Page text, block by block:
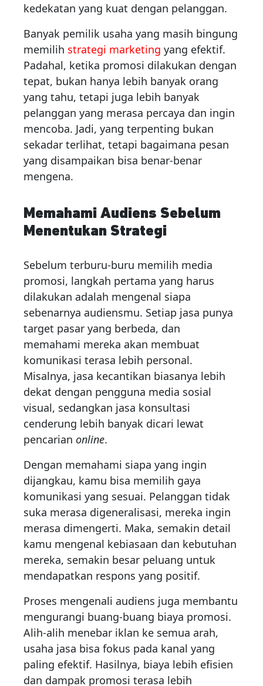
kedekatan yang kuat dengan pelanggan.
Banyak pemilik usaha yang masih bingung
memilih strategi marketing yang efektif.
Padahal, ketika promosi dilakukan dengan
tepat, bukan hanya lebih banyak orang
yang tahu, tetapi juga lebih banyak
pelanggan yang merasa percaya dan ingin
mencoba. Jadi, yang terpenting bukan
sekadar terlihat, tetapi bagaimana pesan
yang disampaikan bisa benar-benar
mengena.
Memahami Audiens Sebelum
Menentukan Strategi
Sebelum terburu-buru memilih media
promosi, langkah pertama yang harus
dilakukan adalah mengenal siapa
sebenarnya audiensmu. Setiap jasa punya
target pasar yang berbeda, dan
memahami mereka akan membuat
komunikasi terasa lebih personal.
Misalnya, jasa kecantikan biasanya lebih
dekat dengan pengguna media sosial
visual, sedangkan jasa konsultasi
cenderung lebih banyak dicari lewat
pencarian online.
Dengan memahami siapa yang ingin
dijangkau, kamu bisa memilih gaya
komunikasi yang sesuai. Pelanggan tidak
suka merasa digeneralisasi, mereka ingin
merasa dimengerti. Maka, semakin detail
kamu mengenal kebiasaan dan kebutuhan
mereka, semakin besar peluang untuk
mendapatkan respons yang positif.
Proses mengenali audiens juga membantu
mengurangi buang-buang biaya promosi.
Alih-alih menebar iklan ke semua arah,
usaha jasa bisa fokus pada kanal yang
paling efektif. Hasilnya, biaya lebih efisien
dan dampak promosi terasa lebih